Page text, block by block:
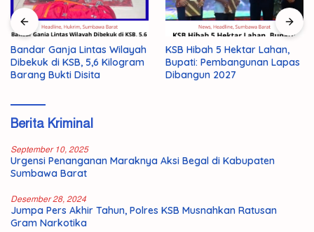
Bandar Ganja Lintas Wilayah
Dibekuk di KSB, 5,6 Kilogram
Barang Bukti Disita
KSB Hibah 5 Hektar Lahan,
Bupati: Pembangunan Lapas
Dibangun 2027
Berita Kriminal
September 10, 2025
Urgensi Penanganan Maraknya Aksi Begal di Kabupaten
Sumbawa Barat
Desember 28, 2024
Jumpa Pers Akhir Tahun, Polres KSB Musnahkan Ratusan
Gram Narkotika